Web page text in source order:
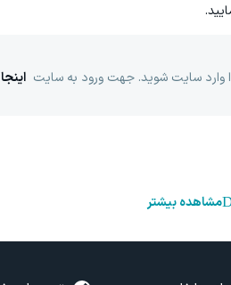
وارد سایت شوید. جهت ورود به سایت اینجا
مشاهده بیشتر